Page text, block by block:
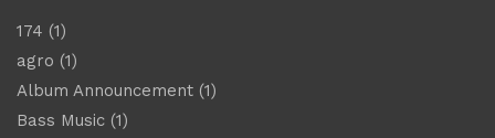
174 (1)
agro (1)
Album Announcement (1)
Bass Music (1)